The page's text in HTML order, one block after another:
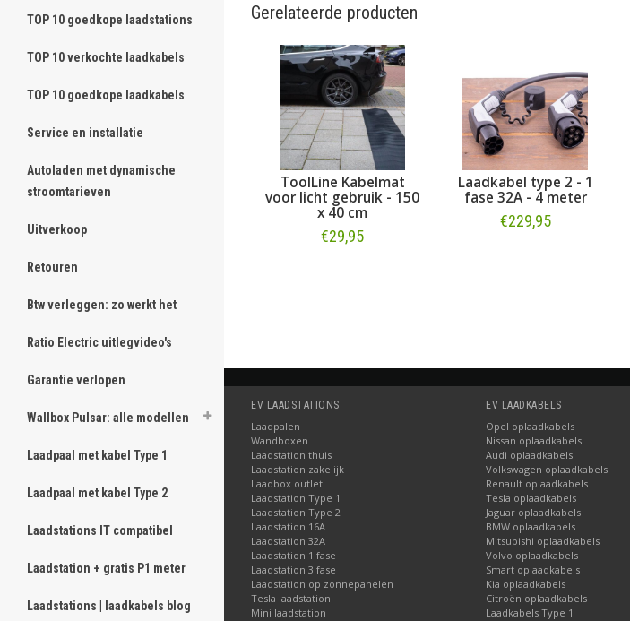
TOP 10 goedkope laadstations
TOP 10 verkochte laadkabels
TOP 10 goedkope laadkabels
Service en installatie
Autoladen met dynamische
stroomtarieven
Uitverkoop
Retouren
Btw verleggen: zo werkt het
Ratio Electric uitlegvideo's
Garantie verlopen
Wallbox Pulsar: alle modellen
Laadpaal met kabel Type 1
Laadpaal met kabel Type 2
Laadstations IT compatibel
Laadstation + gratis P1 meter
Laadstations | laadkabels blog
Gerelateerde producten
Laadkabel type 2 - 1
fase 20A - 4 meter
ToolLine Kabelmat
voor licht gebruik - 150
x 40 cm
€29,95
Laadkabel type 2 - 1
fase 32A - 4 meter
€229,95
EV LAADSTATIONS
Laadpalen
Wandboxen
Laadstation thuis
Laadstation zakelijk
Laadbox outlet
Laadstation Type 1
Laadstation Type 2
Laadstation 16A
Laadstation 32A
Laadstation 1 fase
Laadstation 3 fase
Laadstation op zonnepanelen
Tesla laadstation
Mini laadstation
EV LAADKABELS
Opel oplaadkabels
Nissan oplaadkabels
Audi oplaadkabels
Volkswagen oplaadkabels
Renault oplaadkabels
Tesla oplaadkabels
Jaguar oplaadkabels
BMW oplaadkabels
Mitsubishi oplaadkabels
Volvo oplaadkabels
Smart oplaadkabels
Kia oplaadkabels
Citroën oplaadkabels
Laadkabels Type 1